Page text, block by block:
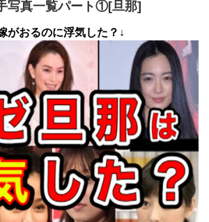
写真一覧パート①[旦那]
がおるのに浮気した？↓